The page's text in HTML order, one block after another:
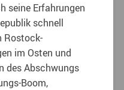
seine Erfahrungen
schnell
Rostock-
im Osten und
des Abschwungs
Boom,